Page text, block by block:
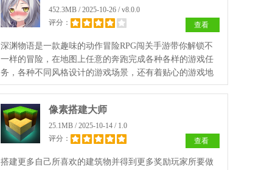
452.3MB / 2025-10-26 / v8.0.0
评分：
查看
深渊物语是一款趣味的动作冒险RPG闯关手游带你解锁不
一样的冒险，在地图上任意的奔跑完成各种各样的游戏任
务，各种不同风格设计的游戏场景，还有着贴心的游戏地
图。
像素搭建大师
25.1MB / 2025-10-14 / 1.0
评分：
查看
搭建更多自己所喜欢的建筑物并得到更多奖励玩家所要做